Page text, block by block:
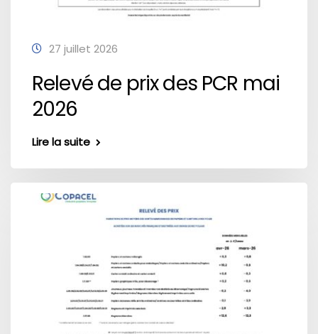
27 juillet 2026
Relevé de prix des PCR mai
2026
Lire la suite